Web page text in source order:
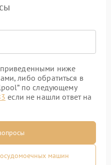
ниже
либо обратиться в
по следующему
если не нашли ответ на
машин